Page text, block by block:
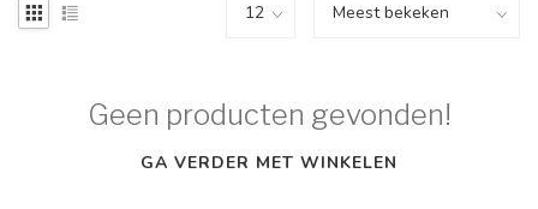
Geen producten gevonden!
GA VERDER MET WINKELEN